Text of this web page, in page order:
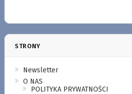
STRONY
Newsletter
O NAS
POLITYKA PRYWATNOŚCI